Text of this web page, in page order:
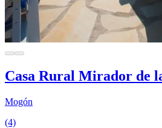
Casa Rural Mirador de
Mogón
(4)